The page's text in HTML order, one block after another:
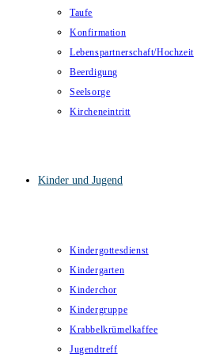
Taufe
Konfirmation
Lebenspartnerschaft/Hochzeit
Beerdigung
Seelsorge
Kircheneintritt
Kinder und Jugend
Kindergottesdienst
Kindergarten
Kinderchor
Kindergruppe
Krabbelkrümelkaffee
Jugendtreff